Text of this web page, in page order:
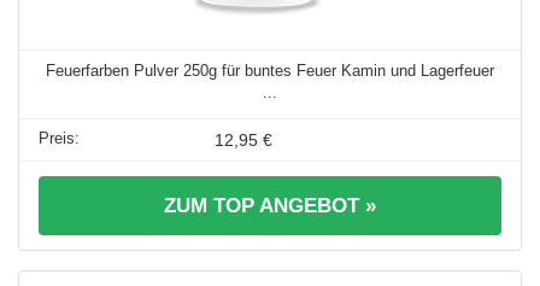
Feuerfarben Pulver 250g für buntes Feuer Kamin und Lagerfeuer
12,95 €
ZUM TOP ANGEBOT »